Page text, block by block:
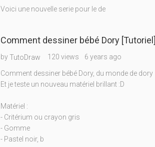
Voici une nouvelle serie pour le de
Comment dessiner bébé Dory [Tutoriel]
byTutoDraw 120 views 6 years ago
Comment dessiner bébé Dory, du monde de dory
Et je teste un nouveau matériel brillant :D
Matériel :
- Critérium ou crayon gris
- Gomme
- Pastel noir, b